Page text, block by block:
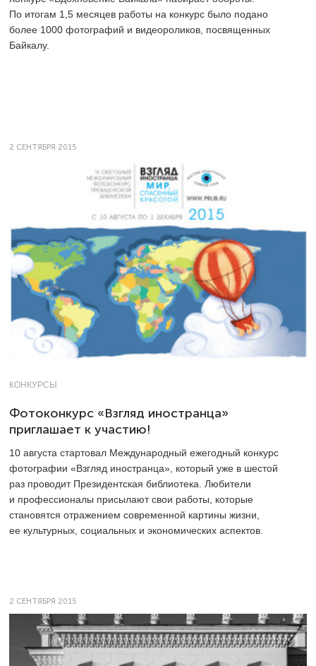
По итогам 1,5 месяцев работы на конкурс было подано
более 1000 фотографий и видеороликов, посвященных
Байкалу.
2 СЕНТЯБРЯ 2015
КОНКУРСЫ
Фотоконкурс «Взгляд иностранца»
приглашает к участию!
10 августа стартовал Международный ежегодный конкурс
фотографии «Взгляд иностранца», который уже в шестой
раз проводит Президентская библиотека. Любители
и профессионалы присылают свои работы, которые
становятся отражением современной картины жизни,
ее культурных, социальных и экономических аспектов.
2 СЕНТЯБРЯ 2015